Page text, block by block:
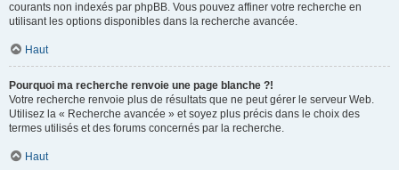
courants non indexés par phpBB. Vous pouvez affiner votre recherche en
utilisant les options disponibles dans la recherche avancée.
Haut
Pourquoi ma recherche renvoie une page blanche ?!
Votre recherche renvoie plus de résultats que ne peut gérer le serveur Web.
Utilisez la « Recherche avancée » et soyez plus précis dans le choix des
termes utilisés et des forums concernés par la recherche.
Haut